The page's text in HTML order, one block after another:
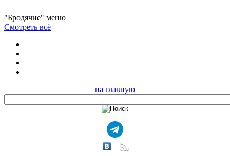
"Бродячие" меню
Смотреть всё
на главную